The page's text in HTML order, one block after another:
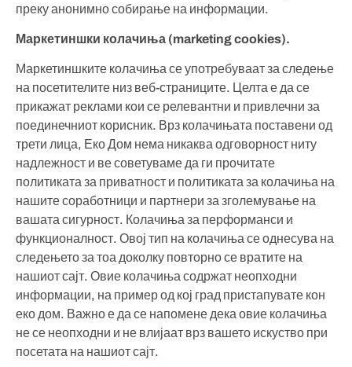
преку анонимно собирање на информации.
Маркетиншки колачиња (marketing cookies).
Маркетиншките колачиња се употребуваат за следење
на посетителите низ веб-страниците. Целта е да се
прикажат реклами кои се релевантни и привлечни за
поединечниот корисник. Врз колачињата поставени од
трети лица, Еко Дом нема никаква одговорност ниту
надлежност и ве советуваме да ги прочитате
политиката за приватност и политиката за колачиња на
нашите соработници и партнери за зголемување на
вашата сигурност. Колачиња за перформанси и
функционалност. Овој тип на колачиња се однесува на
следењето за тоа доколку повторно се вратите на
нашиот сајт. Овие колачиња содржат неопходни
информации, на пример од кој град пристапувате кон
еко дом. Важно е да се напомене дека овие колачиња
не се неопходни и не влијаат врз вашето искуство при
посетата на нашиот сајт.